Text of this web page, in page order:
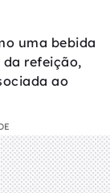
uma bebida
refeição,
ao